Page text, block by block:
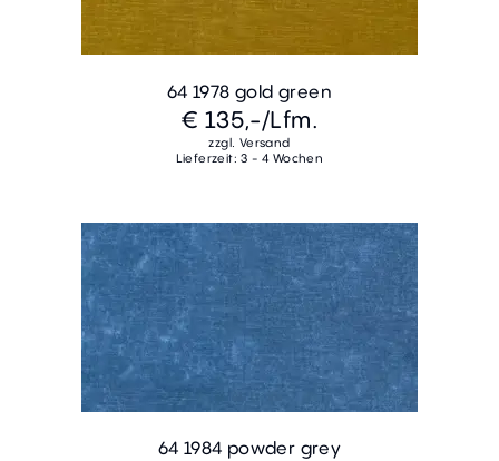
64 1978 gold green
€ 135,-/Lfm.
zzgl. Versand
Lieferzeit: 3 - 4 Wochen
64 1984 powder grey